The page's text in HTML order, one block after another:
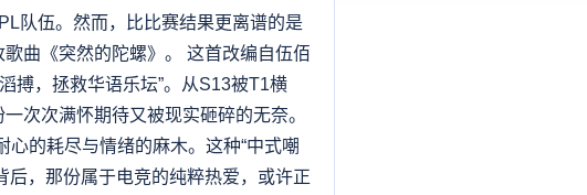
队伍。然而，比比赛结果更离谱的是
曲《突然的陀螺》。 这首改编自伍佰
搏，拯救华语乐坛”。从S13被T1横
次次满怀期待又被现实砸碎的无奈。
的耗尽与情绪的麻木。这种“中式嘲
后，那份属于电竞的纯粹热爱，或许正